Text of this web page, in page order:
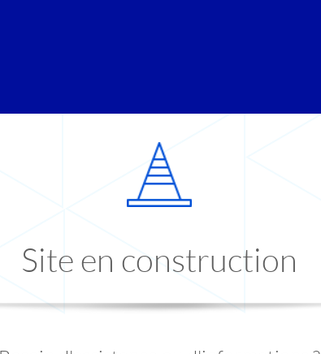
Site en construction